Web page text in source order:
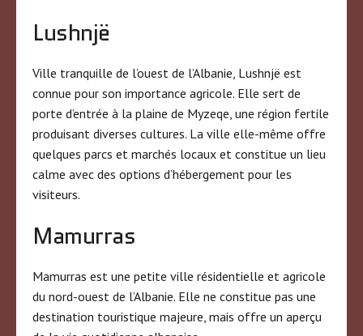
Lushnjë
Ville tranquille de l’ouest de l’Albanie, Lushnjë est
connue pour son importance agricole. Elle sert de
porte d’entrée à la plaine de Myzeqe, une région fertile
produisant diverses cultures. La ville elle-même offre
quelques parcs et marchés locaux et constitue un lieu
calme avec des options d’hébergement pour les
visiteurs.
Mamurras
Mamurras est une petite ville résidentielle et agricole
du nord-ouest de l’Albanie. Elle ne constitue pas une
destination touristique majeure, mais offre un aperçu